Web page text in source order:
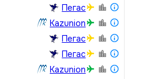
Пегас
Kazunion
Пегас
Пегас
Kazunion